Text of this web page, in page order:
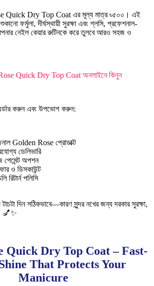
Quick Dry Top Coat এর মূল্য মাত্র ৳৫০০। এই
ফর্মুলা, দীর্ঘস্থায়ী সুরক্ষা এবং গ্লসি, প্রফেশনাল-
নেইল কেয়ার রুটিনকে করে তুলবে আরও সহজ ও
Rose Quick Dry Top Coat অনলাইনে কিনুন
করুন এবং উপভোগ করুন:
Golden Rose প্রোডাক্ট
ডেলিভারি
পেমেন্ট অপশন
ও ডিসকাউন্ট
রিটার্ন পলিসি
দিন সঠিকভাবে—কারণ সুন্দর নখের জন্য দরকার সুরক্ষা,
💅✨
Quick Dry Top Coat – Fast-
That Protects Your
Manicure